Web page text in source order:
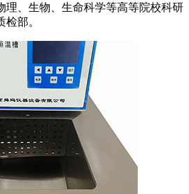
理、生物、生命科学等高等院校科研
部。